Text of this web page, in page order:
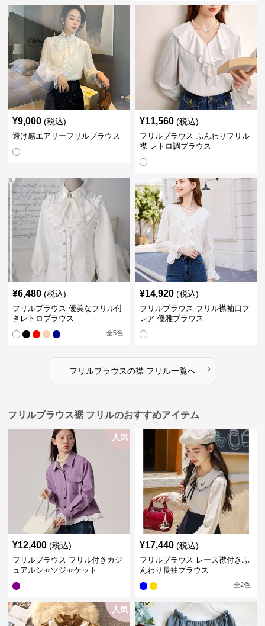
¥9,000 (税込)
透け感エアリーフリルブラウス
¥11,560 (税込)
フリルブラウス ふんわりフリル
襟 レトロ調ブラウス
¥6,480 (税込)
フリルブラウス 優美なフリル付
きレトロブラウス
全5色
¥14,920 (税込)
フリルブラウス フリル襟袖口フ
レア 優雅ブラウス
フリルブラウスの襟 フリル一覧へ ›
フリルブラウス裾 フリルのおすすめアイテム
人気
¥12,400 (税込)
フリルブラウス フリル付きカジ
ュアルシャツジャケット
¥17,440 (税込)
フリルブラウス レース襟付きふ
んわり長袖ブラウス
全2色
人気